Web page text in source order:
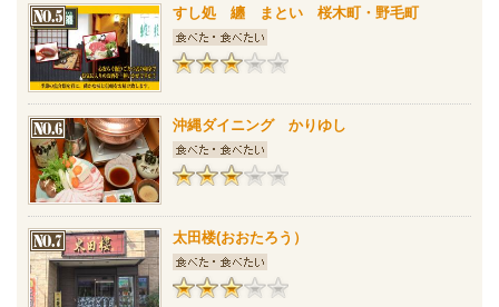
すし処 纏 まとい 桜木町・野毛町
沖縄ダイニング かりゆし
太田楼(おおたろう）